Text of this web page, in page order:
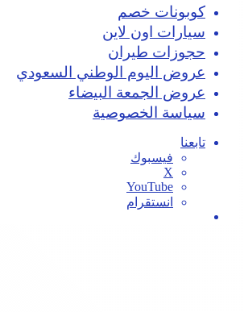
كوبونات خصم
سيارات اون لاين
حجوزات طيران
عروض اليوم الوطني السعودي
عروض الجمعة البيضاء
سياسة الخصوصية
تابعنا
فيسبوك
‫X
‫YouTube
انستقرام